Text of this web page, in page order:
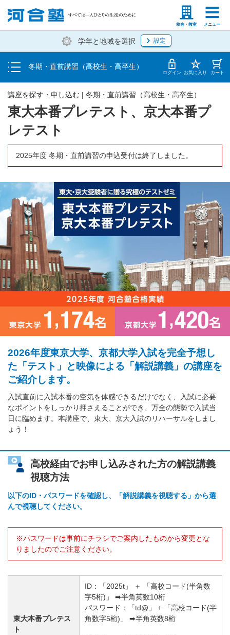
校舎・教室 メニュー
塾生の方 高等学校の先生
学年と地域を選択 設定
冬期・直前講習（高校生・高卒生）
受講料・お申し込み方法
受講開始までの流れ
校舎一覧 ログイン お気に入り カート
東大本番プレテスト、京大本番プ
レテスト
講座を探す・申し込む | 冬期・直前講習（高校生・高卒生）
2025年度 冬期・直前講習の申込受付は終了しました。
2026年度東京大学、京都大学入試を完全予想し
た「テスト」と映像による「解説講義」の講座を
ご紹介します。
入試直前に入試本番の空気を体感できるだけでなく、入試に必要
なポイントをしっかり押さえることができ、万全の態勢で入試当
日に臨めます。本講座で、東大、京大入試のリハーサルをしまし
ょう！
高校経由でお申し込みされた方の解説講義
視聴方法
以下のID・パスワードを確認し、「解説講義を視聴する」から選
んで視聴してください。
※パスワードは事前にチラシでご案内したものから変更とな
りましたのでご注意ください。
東大本番プレテス
ト
ID：「2025t」 ＋ 「高校コード(半角数
字5桁)」 ➡半角英数10桁
パスワード：「td@」 + 「高校コード(半
角数字5桁)」 ➡半角英数8桁